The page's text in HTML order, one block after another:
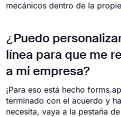
mecánicos dentro de la
¿Puedo
línea para que me
a mi empresa?
¡Para eso está hecho
terminado con el acuerdo y
necesita, vaya a la pestaña